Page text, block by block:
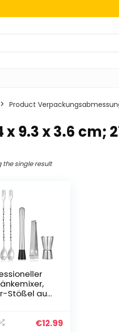
Product
x 9.3 x 3.6 cm;
the single result
Stößel aus
zum
€12.99